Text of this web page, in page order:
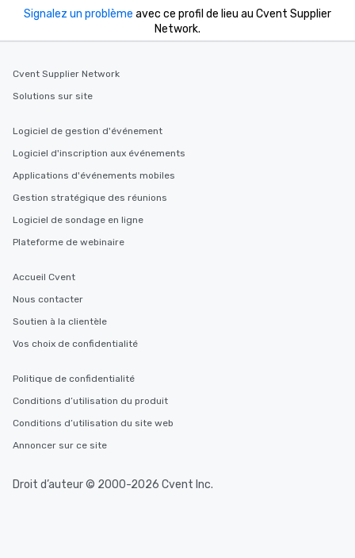
Signalez un problème avec ce profil de lieu au Cvent Supplier
Network.
Cvent Supplier Network
Solutions sur site
Logiciel de gestion d'événement
Logiciel d'inscription aux événements
Applications d'événements mobiles
Gestion stratégique des réunions
Logiciel de sondage en ligne
Plateforme de webinaire
Accueil Cvent
Nous contacter
Soutien à la clientèle
Vos choix de confidentialité
Politique de confidentialité
Conditions d’utilisation du produit
Conditions d’utilisation du site web
Annoncer sur ce site
Droit d’auteur © 2000-2026 Cvent Inc.